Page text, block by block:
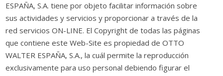
ESPAÑA, S.A. tiene por objeto facilitar información sobre
sus actividades y servicios y proporcionar a través de la
red servicios ON-LINE. El Copyright de todas las páginas
que contiene este Web-Site es propiedad de OTTO
WALTER ESPAÑA, S.A., la cuál permite la reproducción
exclusivamente para uso personal debiendo figurar el